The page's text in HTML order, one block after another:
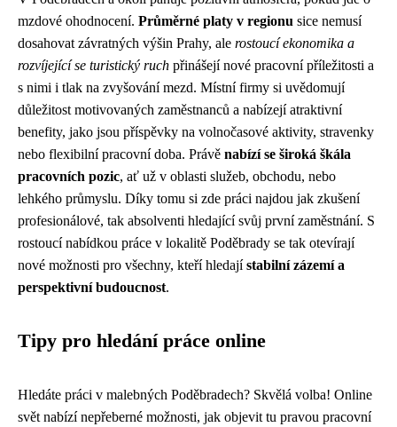
mzdové ohodnocení. Průměrné platy v regionu sice nemusí
dosahovat závratných výšin Prahy, ale rostoucí ekonomika a
rozvíjející se turistický ruch přinášejí nové pracovní příležitosti a
s nimi i tlak na zvyšování mezd. Místní firmy si uvědomují
důležitost motivovaných zaměstnanců a nabízejí atraktivní
benefity, jako jsou příspěvky na volnočasové aktivity, stravenky
nebo flexibilní pracovní doba. Právě nabízí se široká škála
pracovních pozic, ať už v oblasti služeb, obchodu, nebo
lehkého průmyslu. Díky tomu si zde práci najdou jak zkušení
profesionálové, tak absolventi hledající svůj první zaměstnání. S
rostoucí nabídkou práce v lokalitě Poděbrady se tak otevírají
nové možnosti pro všechny, kteří hledajístabilní zázemí a
perspektivní budoucnost.
Tipy pro hledání práce online
Hledáte práci v malebných Poděbradech? Skvělá volba! Online
svět nabízí nepřeberné možnosti, jak objevit tu pravou pracovní